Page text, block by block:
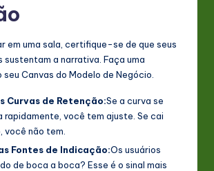
em uma sala, certifique-se de que seus
sustentam a narrativa. Faça uma
Canvas do Modelo de Negócio.
Curvas de Retenção:Se a curva se
rapidamente, você tem ajuste. Se cai
você não tem.
Fontes de Indicação:Os usuários
de boca a boca? Esse é o sinal mais